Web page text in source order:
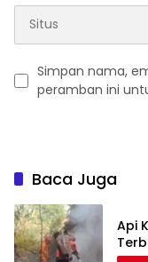
Simpan nama,
peramban ini
Baca Juga
Api